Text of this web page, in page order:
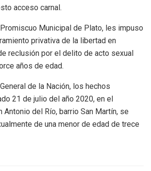
acceso carnal.
Municipal de Plato, les impuso
privativa de la libertad en
reclusión por el delito de acto sexual
años de edad.
de la Nación, los hechos
21 de julio del año 2020, en el
Antonio del Río, barrio San Martín, se
de una menor de edad de trece